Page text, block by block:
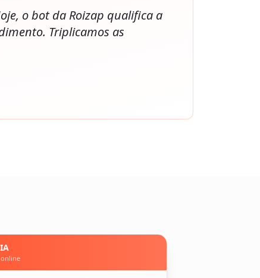
o bot da Roizap qualifica a
Triplicamos as
online